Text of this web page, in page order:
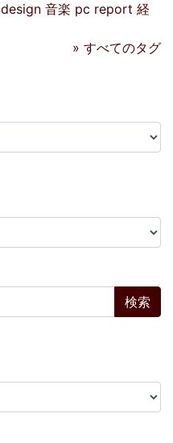
design 音楽 pc report 経
» すべてのタグ